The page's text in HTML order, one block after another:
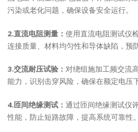
污染或老化问题，确保设备安全运行。
2.直流电阻测量： 使用直流电阻测试仪
连接质量、材料均匀性和导体缺陷，预
3.交流耐压试验： 对绕组施加工频交流
能力，识别击穿风险，确保在额定电压
4.匝间绝缘测试： 通过匝间绝缘测试仪
性能，防止短路故障，提高系统可靠性。